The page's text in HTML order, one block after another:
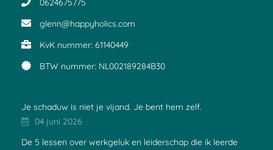
0624675775
glenn@happyholics.com
KvK nummer: 61140449
BTW nummer: NL002189284B30
Je schaduw is niet je vijand. Je bent hem zelf.
04 juni 2026
De 5 lessen over werkgeluk en leiderschap die ik leerde